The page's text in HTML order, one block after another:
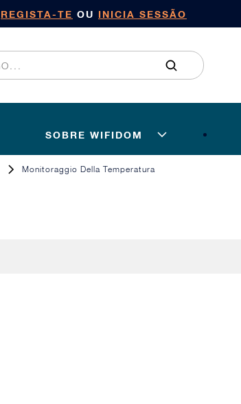
REGISTA-TE OU INICIA SESSÃO
SOBRE WIFIDOM
Monitoraggio Della Temperatura